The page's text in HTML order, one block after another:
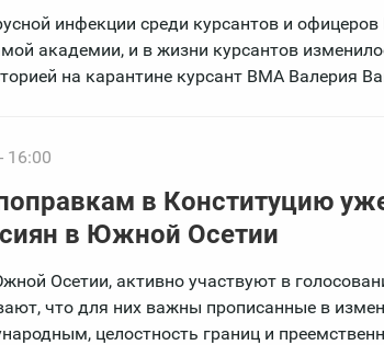
инфекции среди курсантов и
академии, и в жизни курсантов
на карантине курсант ВМА Валерия
16:00
в Конституцию
в Южной Осетии
Осетии, активно участвуют в
что для них важны прописанные в
целостность границ и